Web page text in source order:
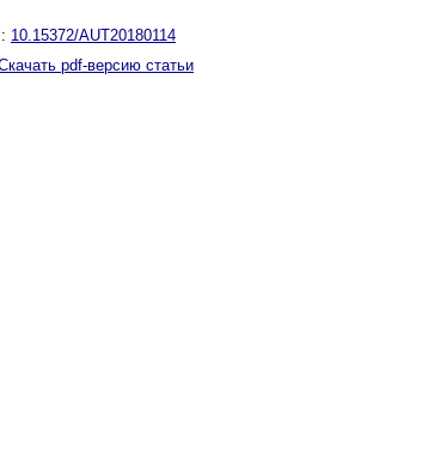
10.15372/AUT20180114
pdf-версию статьи